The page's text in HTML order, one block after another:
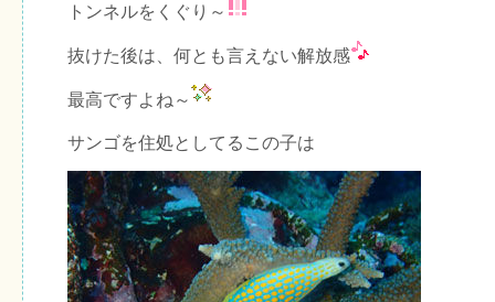
トンネルをくぐり～
抜けた後は、何とも言えない解放感
最高ですよね～
サンゴを住処としてるこの子は